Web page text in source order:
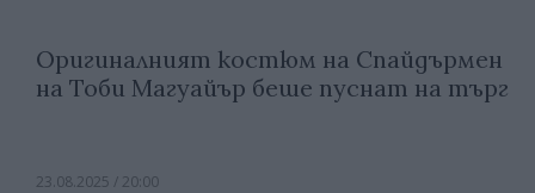
Оригиналният костюм на Спайдърмен
на Тоби Магуайър беше пуснат на търг
23.08.2025 / 20:00